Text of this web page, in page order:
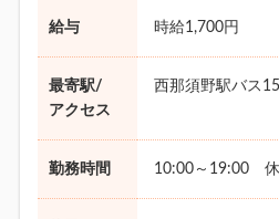
給与 時給1,700円
最寄駅/
アクセス
西那須野駅バス
勤務時間 10:00～19:00